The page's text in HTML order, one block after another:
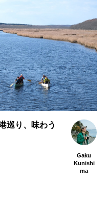
巡り、味わう
Gaku
Kunishi
ma